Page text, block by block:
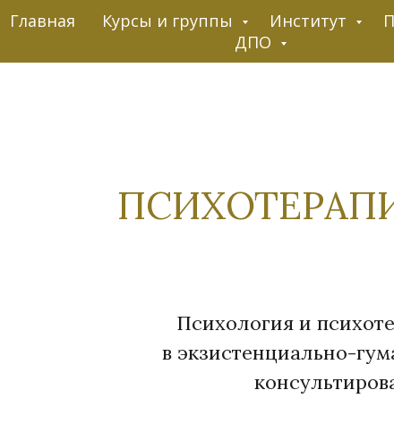
Главная Курсы и группы Институт
ДПО
Психология и
в экзистенциально-